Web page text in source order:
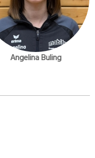
Angelina Buling